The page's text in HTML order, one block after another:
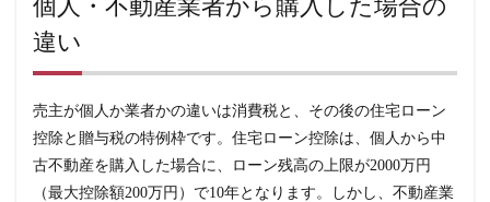
個人・不動産業者から購入した場合の
違い
売主が個人か業者かの違いは消費税と、その後の住宅ローン
控除と贈与税の特例枠です。住宅ローン控除は、個人から中
古不動産を購入した場合に、ローン残高の上限が2000万円
（最大控除額200万円）で10年となります。しかし、不動産業